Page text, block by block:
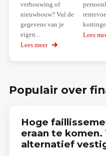
verbouwing of
nieuwbouw? Vul de
gegevens van je
eigen...
Lees meer over
Lees
Populair over
Hoge
eraan te komen.
alternatief